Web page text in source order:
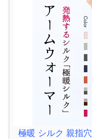
極暖 シルク 親指